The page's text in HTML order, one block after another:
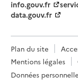
info.gouv.fr
data.gouv.fr
Plan du site
Mentions légales
Données